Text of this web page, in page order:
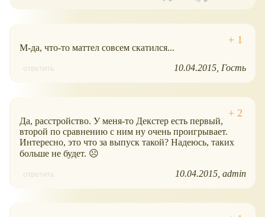
М-да, что-то маттел совсем скатился...
ответить 10.04.2015 Гость
Да, расстройство. У меня-то Декстер есть первый,
второй по сравнению с ним ну очень проигрывает.
Интересно, это что за выпуск такой? Надеюсь, таких
больше не будет. ☹
ответить 10.04.2015 admin